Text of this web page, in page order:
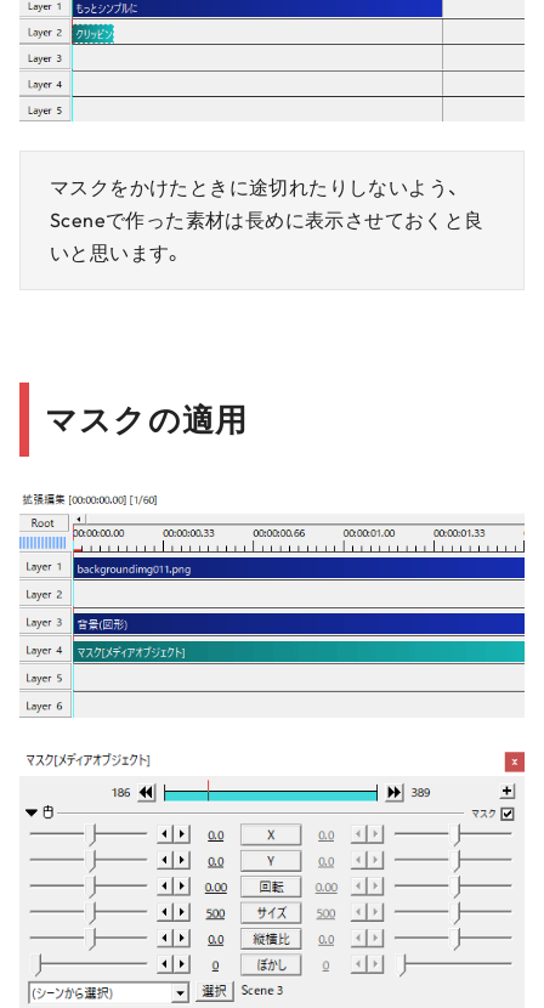
マスクをかけたときに途切れたりしないよう、
Sceneで作った素材は長めに表示させておくと良
いと思います。
マスクの適用